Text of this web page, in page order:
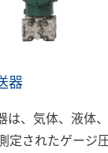
器
は、気体、液体
定されたゲージ